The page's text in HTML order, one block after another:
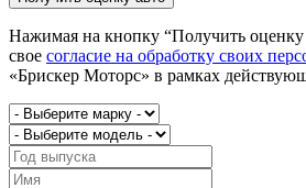
Нажимая на кнопку “Получить оценку
свое согласие на обработку своих
«Брискер Моторс» в рамках